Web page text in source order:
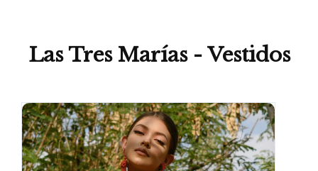
Las Tres Marías - Vestidos